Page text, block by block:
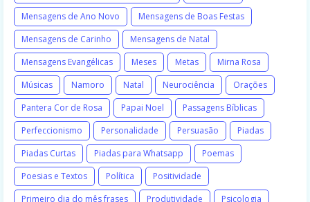
Mensagens de Ano Novo
Mensagens de Boas Festas
Mensagens de Carinho
Mensagens de Natal
Mensagens Evangélicas
Meses Metas
Mirna Rosa
Músicas
Namoro Natal Neurociência
Orações
Pantera Cor de Rosa
Papai Noel
Passagens Bíblicas
Perfeccionismo
Personalidade Persuasão
Piadas
Piadas Curtas
Piadas para Whatsapp
Poemas
Poesias e Textos
Política
Positividade
Primeiro dia do mês frases
Produtividade
Psicologia